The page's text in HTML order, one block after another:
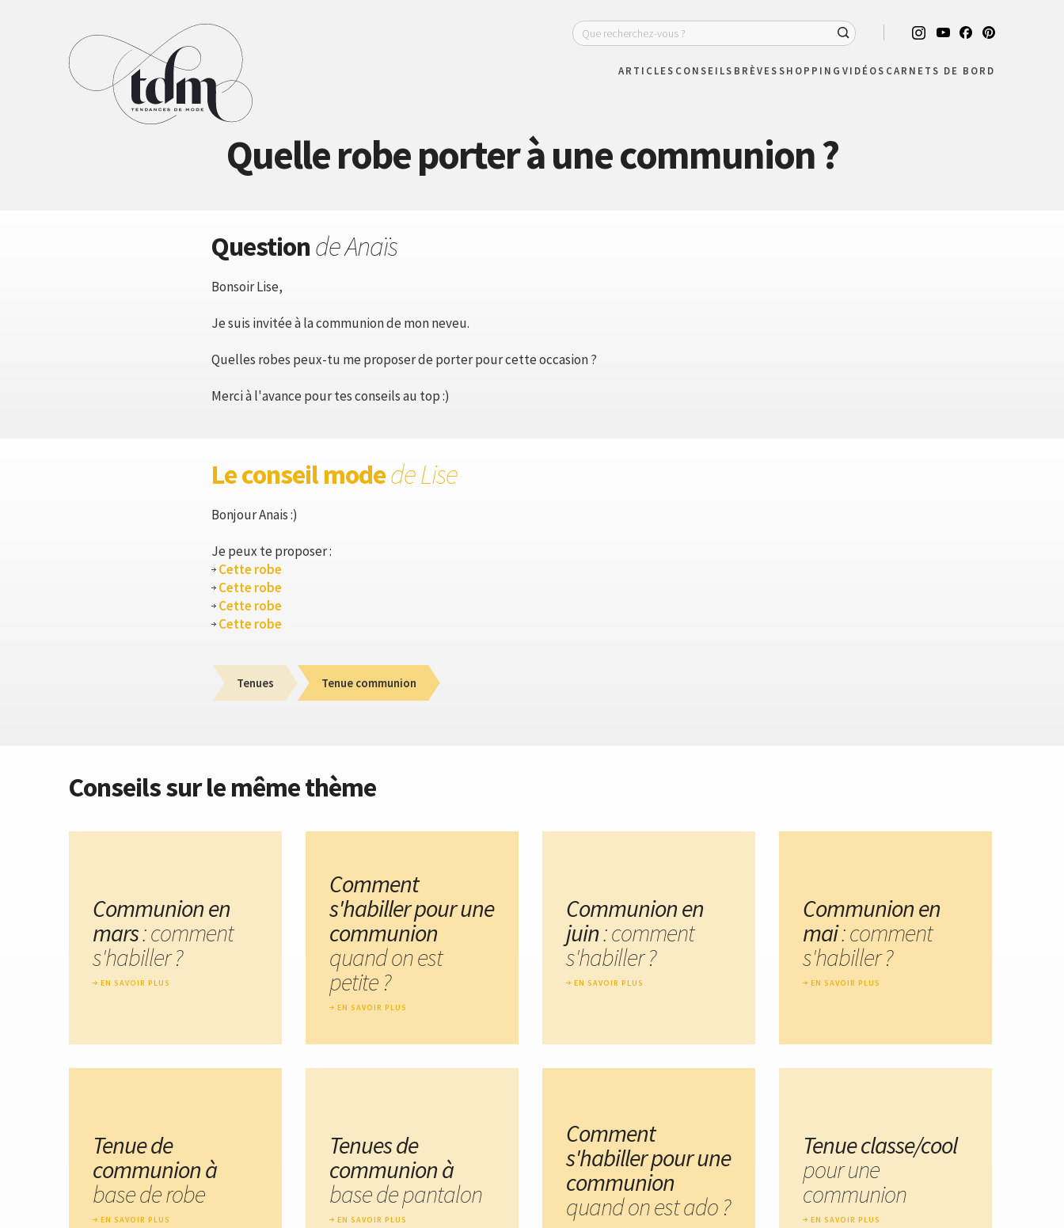
ARTICLES CONSEILS BRÈVESSHOPPING VIDÉOS CARNETS DE BORD
Quelle robe porter à une communion ?
Questionde Anaïs
Bonsoir Lise,
Je suis invitée à la communion de mon neveu.
Quelles robes peux-tu me proposer de porter pour cette occasion ?
Merci à l'avance pour tes conseils au top :)
Le conseil modede Lise
Bonjour Anais :)
Je peux te proposer :
Cette robe
Cette robe
Cette robe
Cette robe
Tenues Tenue communion
Conseils sur le même thème
Communion en
mars: comment
s'habiller ?
EN SAVOIR PLUS
Comment
s'habiller pour une
communion
quand on est
petite ?
EN SAVOIR PLUS
Communion en
juin: comment
s'habiller ?
EN SAVOIR PLUS
Communion en
mai: comment
s'habiller ?
EN SAVOIR PLUS
Tenue de
communion à
base de robe
EN SAVOIR PLUS
Tenues de
communion à
base de pantalon
EN SAVOIR PLUS
Comment
s'habiller pour une
communion
quand on est ado ?
Tenue classe/cool
pour une
communion
EN SAVOIR PLUS